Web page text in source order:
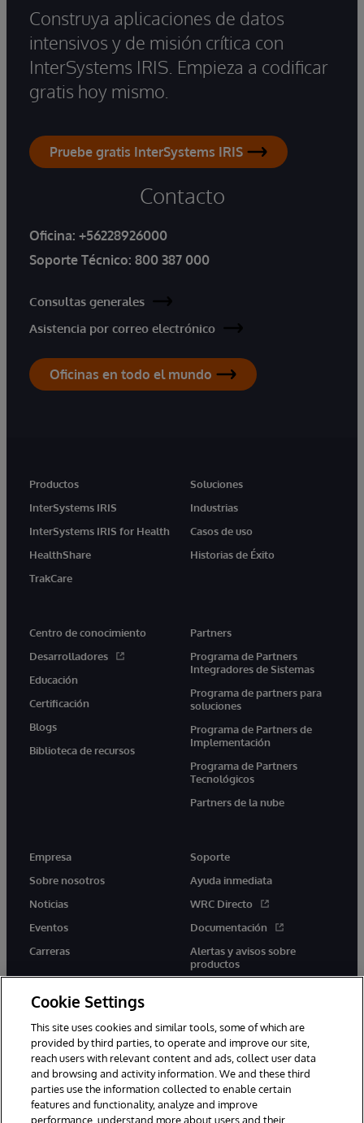
Construya aplicaciones de datos
intensivos y de misión crítica con
InterSystems IRIS. Empieza a codificar
gratis hoy mismo.
Pruebe gratis InterSystems IRIS
Contacto
Oficina: +56228926000
Soporte Técnico: 800 387 000
Consultas generales
Asistencia por correo electrónico
Oficinas en todo el mundo
Productos
InterSystems IRIS
InterSystems IRIS for Health
HealthShare
TrakCare
Soluciones
Industrias
Casos de uso
Historias de Éxito
Centro de conocimiento
Desarrolladores
Educación
Certificación
Blogs
Biblioteca de recursos
Partners
Programa de Partners
Integradores de Sistemas
Programa de partners para
soluciones
Programa de Partners de
Implementación
Programa de Partners
Tecnológicos
Partners de la nube
Empresa
Sobre nosotros
Noticias
Eventos
Carreras
Soporte
Ayuda inmediata
WRC Directo
Documentación
Alertas y avisos sobre
productos
twitter youtubefacebooklinkedin
Cookie Settings
This site uses cookies and similar tools, some of which are
provided by third parties, to operate and improve our site,
reach users with relevant content and ads, collect user data
and browsing and activity information. We and these third
parties use the information collected to enable certain
features and functionality, analyze and improve
performance, understand more about users and their